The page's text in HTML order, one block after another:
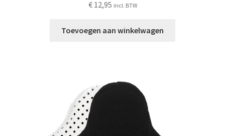
€12,95 incl. BTW
Toevoegen aan winkelwagen